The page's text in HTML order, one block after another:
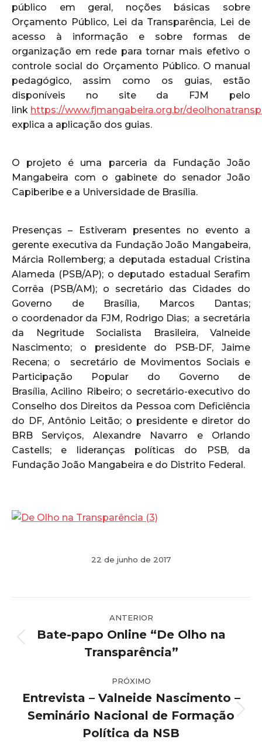
público em geral, noções básicas sobre
Orçamento Público, Lei da Transparência, Lei de
acesso à informação e sobre formas de
organização em rede para tornar mais efetivo o
controle social do Orçamento Público. O manual
pedagógico, assim como os guias, estão
disponíveis no site da FJM pelo
link https://www.fjmangabeira.org.br/
explica a aplicação dos guias.
O projeto é uma parceria da Fundação João
Mangabeira com o gabinete do senador João
Capiberibe e a Universidade de Brasília.
Presenças – Estiveram presentes no evento a
gerente executiva da Fundação João Mangabeira,
Márcia Rollemberg; a deputada estadual Cristina
Alameda (PSB/AP); o deputado estadual Serafim
Corrêa (PSB/AM); o secretário das Cidades do
Governo de Brasília, Marcos Dantas;
o coordenador da FJM, Rodrigo Dias; a secretária
da Negritude Socialista Brasileira, Valneide
Nascimento; o presidente do PSB-DF, Jaime
Recena; o secretário de Movimentos Sociais e
Participação Popular do Governo de
Brasília, Acilino Ribeiro; o secretário-executivo do
Conselho dos Direitos da Pessoa com Deficiência
do DF, Antônio Leitão; o presidente e diretor do
BRB Serviços, Alexandre Navarro e Orlando
Castells; e lideranças políticas do PSB, da
Fundação João Mangabeira e do Distrito Federal.
22 de junho de 2017
de
post:
ANTERIOR
anterior:
Bate-papo Online “De Olho na
Transparência”
PRÓXIMO
Próximo
post:
Entrevista – Valneide Nascimento –
Seminário Nacional de Formação
Política da NSB